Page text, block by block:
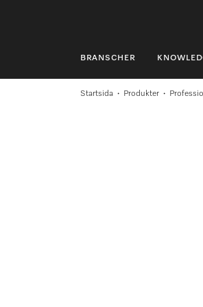
BRANSCHER
BRANSCHER
Startsida Produkter